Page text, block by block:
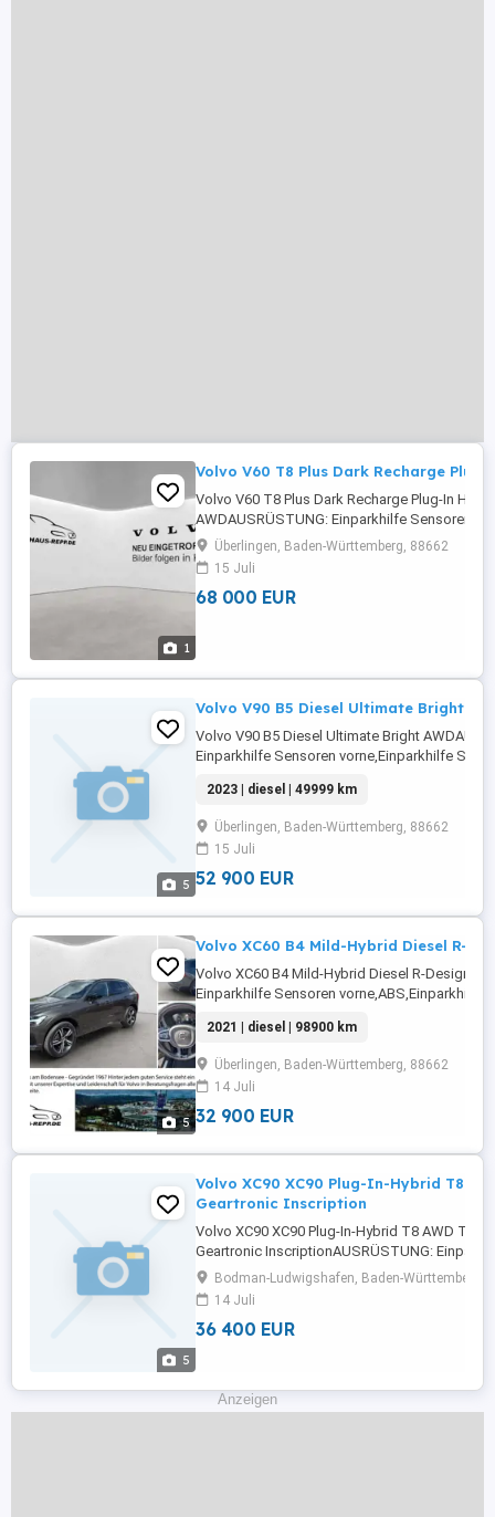
1
Volvo V60 T8 Plus Dark Recharge Plug-
Volvo V60 T8 Plus Dark Recharge Plug-In
AWDAUSRÜSTUNG: Einparkhilfe Sensoren
vorne,ABS,Einparkhilfe Sensoren
Lenkrad,Berganfahrassistent,Radio,DAB-
Überlingen, Baden-Württemberg, 88662
15 Juli
68 000 EUR
5
Volvo V90 B5 Diesel Ultimate Bright
Volvo V90 B5 Diesel Ultimate Bright
Einparkhilfe Sensoren vorne,Einparkhilfe
Lenkrad,Berganfahrassistent,DAB-
Heckklappe,Servolenkung,LED-
2023 | diesel | 49999 km
Überlingen, Baden-Württemberg, 88662
15 Juli
52 900 EUR
5
Volvo XC60 B4 Mild-Hybrid Diesel R-
Volvo XC60 B4 Mild-Hybrid Diesel R-Design
Einparkhilfe Sensoren vorne,ABS,Einparkhilfe
selbstlenkendes
Lenkrad,Berganfahrassistent,DAB-
2021 | diesel | 98900 km
Überlingen, Baden-Württemberg, 88662
14 Juli
32 900 EUR
5
Volvo XC90 XC90 Plug-In-Hybrid T8
Geartronic Inscription
Volvo XC90 XC90 Plug-In-Hybrid T8 AWD Twin
Geartronic InscriptionAUSRÜSTUNG:
Lenkrad,Berganfahrassistent,Radio,Elektrische
Heckklappe,LED-
Tagfahrlicht,Elektrische
Bodman-Ludwigshafen, Baden-Württemberg,
14 Juli
36 400 EUR
Anzeigen